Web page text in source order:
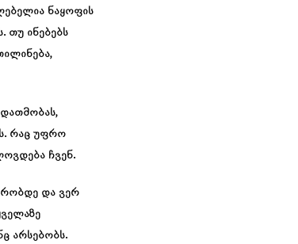
ნაყოფის
თუ ინებებს
რაც უფრო
ჩვენ.
და ვერ
არსებობს.